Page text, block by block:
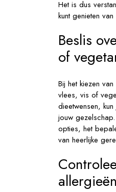
Het is dus
kunt genieten
Beslis
of
Bij het kiezen
vlees, vis of
dieetwensen,
jouw
opties, het
van heerlijke